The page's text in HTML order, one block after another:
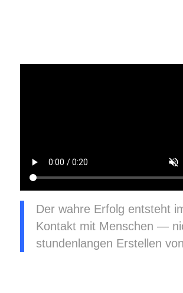
Der wahre Erfolg entsteht
Kontakt mit Menschen —
stundenlangen Erstellen